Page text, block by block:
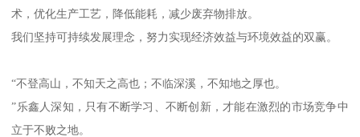
术，优化生产工艺，降低能耗，减少废弃物排放。
我们坚持可持续发展理念，努力实现经济效益与环境效益的双赢。
“不登高山，不知天之高也；不临深溪，不知地之厚也。
”乐鑫人深知，只有不断学习、不断创新，才能在激烈的市场竞争中
立于不败之地。